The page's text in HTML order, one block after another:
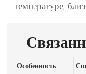
температуре,
Особенность